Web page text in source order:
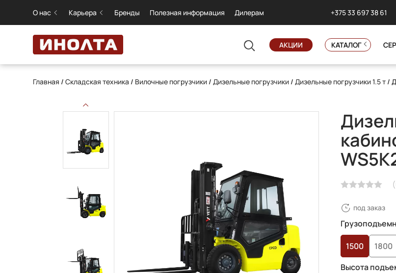
О нас Карьера Бренды Полезная информация Дилерам +375 33 697 38 61
АКЦИИ КАТАЛОГ
Главная /Складская техника / Вилочные погрузчики /Дизельные погрузчики /Дизельные погрузчики 1.5 т /
(
под заказ
1500 1800
Высота